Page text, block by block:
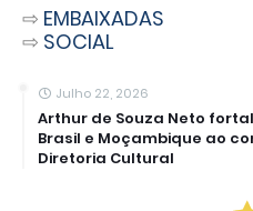
⇨ EMBAIXADAS
⇨ SOCIAL
Julho 22, 2026
Arthur de Souza Neto
Brasil e Moçambique ao
Diretoria Cultural